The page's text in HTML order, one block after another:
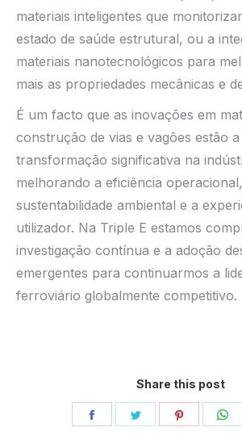
materiais inteligentes que
estado de saúde estrutural, ou a
materiais nanotecnológicos para
mais as propriedades mecânicas e
É um facto que as inovações em
construção de vias e vagões estão
transformação significativa na
melhorando a eficiência
sustentabilidade ambiental e a
utilizador. Na Triple E estamos
investigação contínua e a adoção
emergentes para continuarmos a
ferroviário globalmente competitivo.
Share this post
Share
Share
Share